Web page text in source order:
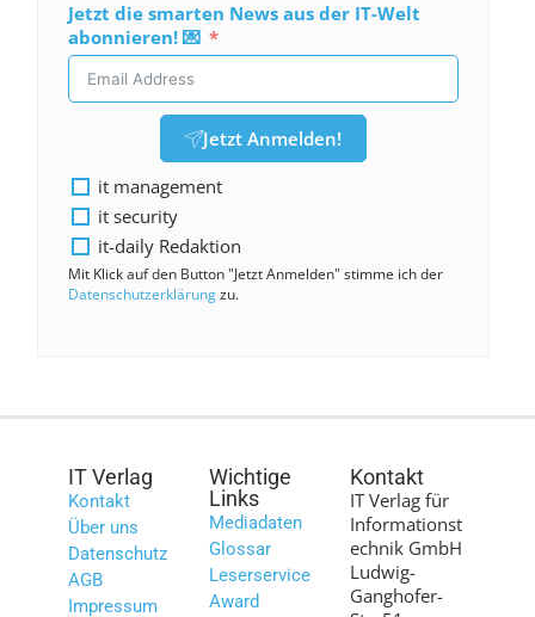
Jetzt die smarten News aus der IT-Welt
abonnieren! 💌
Jetzt Anmelden!
it management
it security
it-daily Redaktion
Mit Klick auf den Button "Jetzt Anmelden" stimme ich der
Datenschutzerklärungzu.
IT Verlag
Kontakt
Über uns
Datenschutz
AGB
Impressum
Wichtige
Links
Mediadaten
Glossar
Leserservice
Award
Kontakt
IT Verlag für
Informationst
echnik GmbH
Ludwig-
Ganghofer-